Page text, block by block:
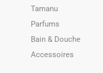
Tamanu
Parfums
Bain & Douche
Accessoires